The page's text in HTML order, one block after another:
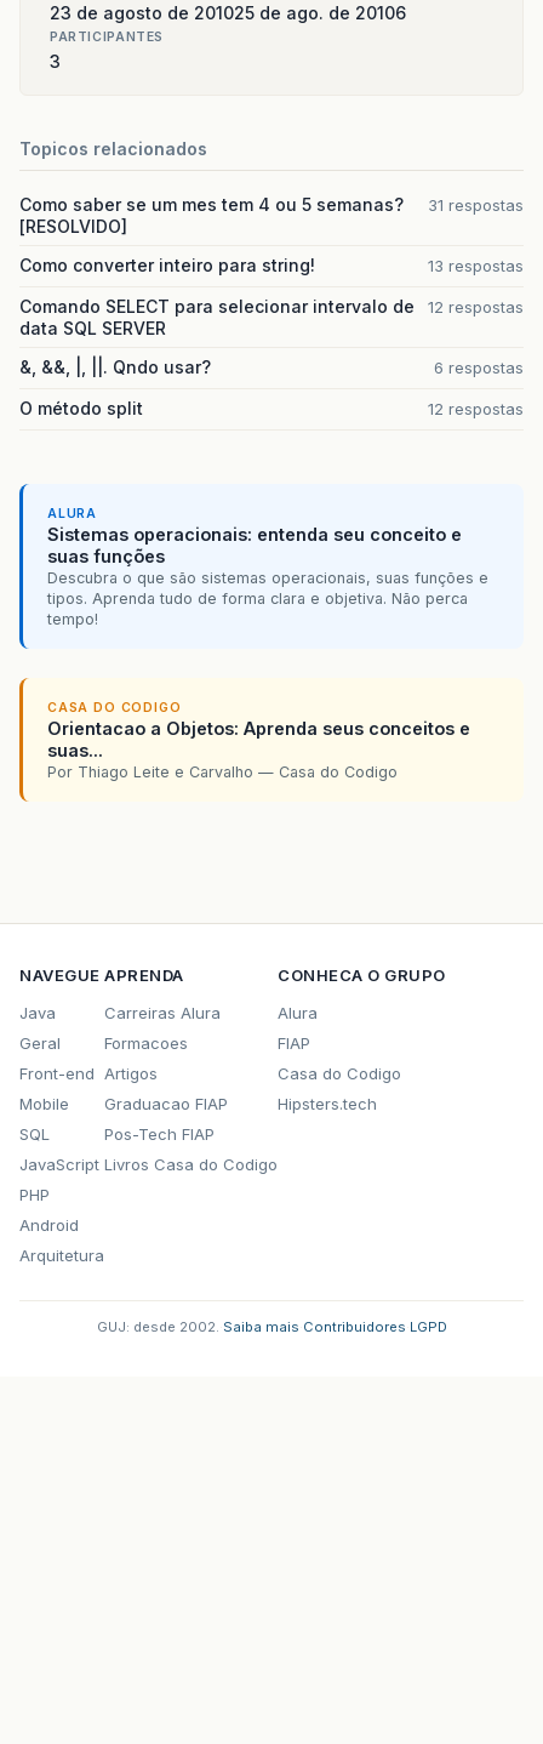
23 de agosto de 201025 de ago. de 20106
PARTICIPANTES
3
Topicos relacionados
Como saber se um mes tem 4 ou 5 semanas?
[RESOLVIDO]
31 respostas
Como converter inteiro para string! 13 respostas
Comando SELECT para selecionar intervalo de
data SQL SERVER
12 respostas
&, &&, |, ||. Qndo usar? 6 respostas
O método split 12 respostas
ALURA
Sistemas operacionais: entenda seu conceito e
suas funções
Descubra o que são sistemas operacionais, suas funções e
tipos. Aprenda tudo de forma clara e objetiva. Não perca
tempo!
CASA DO CODIGO
Orientacao a Objetos: Aprenda seus conceitos e
suas...
Por Thiago Leite e Carvalho — Casa do Codigo
NAVEGUE
Java
Geral
Front-end
Mobile
SQL
JavaScript
PHP
Android
Arquitetura
APRENDA
Carreiras Alura
Formacoes
Artigos
Graduacao FIAP
Pos-Tech FIAP
Livros Casa do Codigo
CONHECA O GRUPO
Alura
FIAP
Casa do Codigo
Hipsters.tech
GUJ: desde 2002. Saiba mais Contribuidores LGPD